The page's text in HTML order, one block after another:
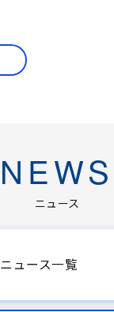
NEWS
ニュース
ニュース一覧